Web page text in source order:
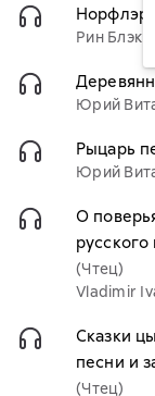
Норфлэр
Рин Блэк
Юрий
Рыцарь
Юрий
О
(Чтец)
Vladimir
Сказки
песни и
(Чтец)